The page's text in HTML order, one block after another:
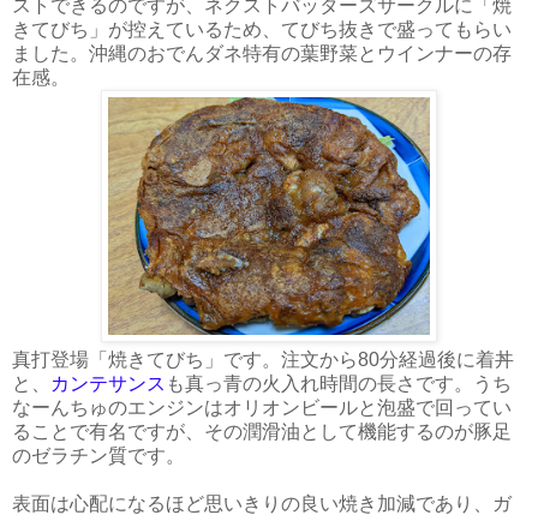
ストできるのですが、ネクストバッターズサークルに「焼
きてびち」が控えているため、てびち抜きで盛ってもらい
ました。沖縄のおでんダネ特有の葉野菜とウインナーの存
在感。
真打登場「焼きてびち」です。注文から80分経過後に着丼
と、
カンテサンス も真っ青の火入れ時間の長さです。うち
なーんちゅのエンジンはオリオンビールと泡盛で回ってい
ることで有名ですが、その潤滑油として機能するのが豚足
のゼラチン質です。
表面は心配になるほど思いきりの良い焼き加減であり、ガ